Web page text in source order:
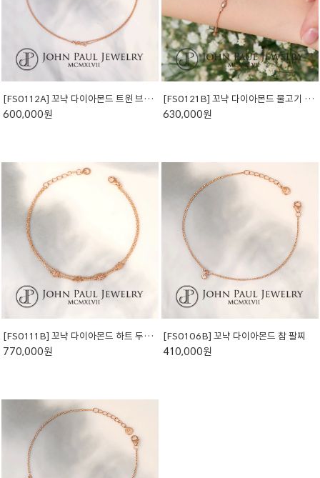
[FS0112A] 꼬냑 다이아몬드 트윈 브이 발찌
600,000원
[FS0121B] 꼬냑 다이아몬드 물고기 팔찌
630,000원
[FS0111B] 꼬냑 다이아몬드 하트 두줄 팔찌
770,000원
[FS0106B] 꼬냑 다이아몬드 참 팔찌
410,000원